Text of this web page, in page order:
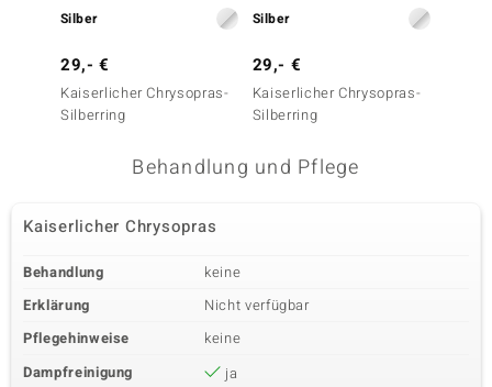
Silber
29,- €
Kaiserlicher Chrysopras-
Silberring
Silber
29,- €
Kaiserlicher Chrysopras-
Silberring
Behandlung und Pflege
Kaiserlicher Chrysopras
Behandlung
keine
Erklärung
Nicht verfügbar
Pflegehinweise
keine
Dampfreinigung
ja